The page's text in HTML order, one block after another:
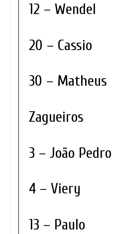
12 – Wendel
20 – Cassio
30 – Matheus
Zagueiros
3 – João Pedro
4 – Viery
13 – Paulo